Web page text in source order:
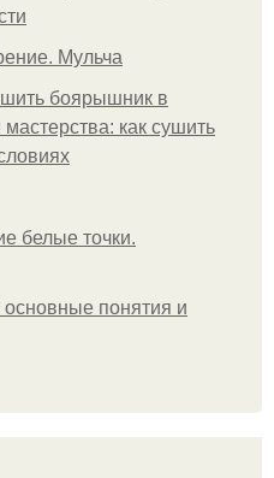
Мульча
боярышник в
как сушить
белые точки.
понятия и